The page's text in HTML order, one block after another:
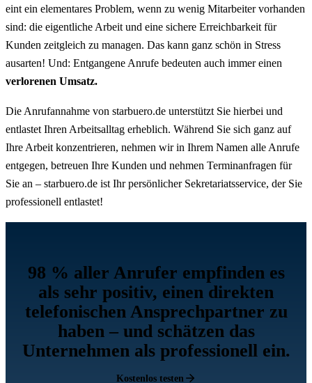
eint ein elementares Problem, wenn zu wenig Mitarbeiter vorhanden
sind: die eigentliche Arbeit und eine sichere Erreichbarkeit für
Kunden zeitgleich zu managen. Das kann ganz schön in Stress
ausarten! Und: Entgangene Anrufe bedeuten auch immer einen
verlorenen Umsatz.
Die Anrufannahme von starbuero.de unterstützt Sie hierbei und
entlastet Ihren Arbeitsalltag erheblich. Während Sie sich ganz auf
Ihre Arbeit konzentrieren, nehmen wir in Ihrem Namen alle Anrufe
entgegen, betreuen Ihre Kunden und nehmen Terminanfragen für
Sie an – starbuero.de ist Ihr persönlicher Sekretariatsservice, der Sie
professionell entlastet!
98 % aller Anrufer empfinden es
als sehr positiv, einen direkten
telefonischen Ansprechpartner zu
haben – und schätzen das
Unternehmen als professionell ein.
Kostenlos testen